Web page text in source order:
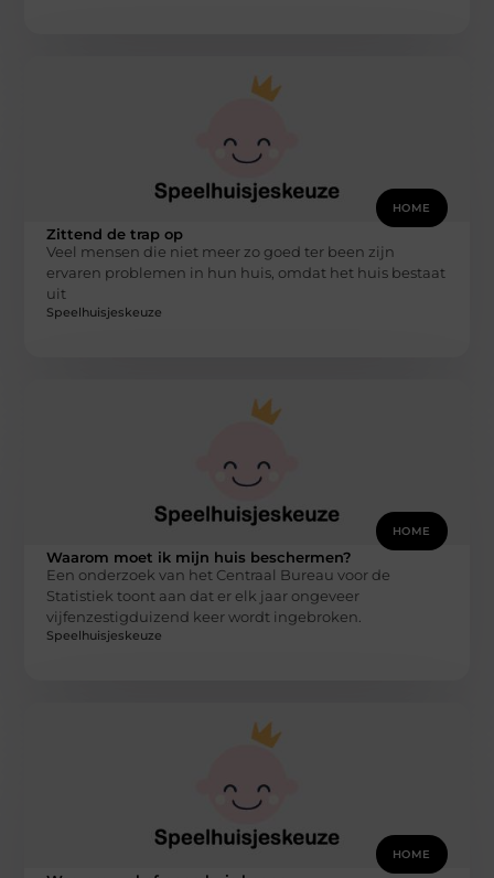
HOME
Zittend de trap op
Veel mensen die niet meer zo goed ter been zijn
ervaren problemen in hun huis, omdat het huis bestaat
uit
Speelhuisjeskeuze
HOME
Waarom moet ik mijn huis beschermen?
Een onderzoek van het Centraal Bureau voor de
Statistiek toont aan dat er elk jaar ongeveer
vijfenzestigduizend keer wordt ingebroken.
Speelhuisjeskeuze
HOME